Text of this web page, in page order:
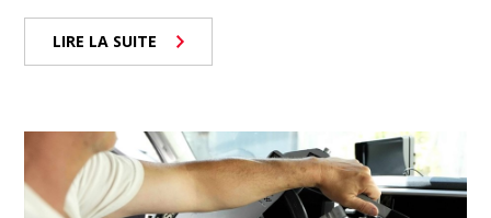
LIRE LA SUITE